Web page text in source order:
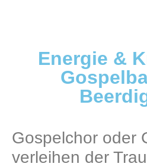
Energie &
Gospelchor oder
verleihen der